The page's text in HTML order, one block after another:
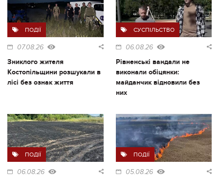
ПОДІЇ
07.08.26
Зниклого жителя
Костопільщини розшукали в
лісі без ознак життя
СУСПІЛЬСТВО
06.08.26
Рівненські вандали не
виконали обіцянки:
майданчик відновили без
них
ПОДІЇ
06.08.26
ПОДІЇ
05.08.26